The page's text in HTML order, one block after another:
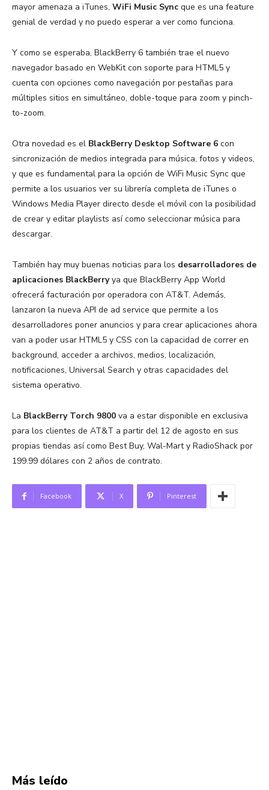
mayor amenaza a iTunes, WiFi Music Sync que es una feature
genial de verdad y no puedo esperar a ver como funciona.
Y como se esperaba, BlackBerry 6 también trae el nuevo
navegador basado en WebKit con soporte para HTML5 y
cuenta con opciones como navegación por pestañas para
múltiples sitios en simultáneo, doble-toque para zoom y pinch-
to-zoom.
Otra novedad es el BlackBerry Desktop Software 6 con
sincronización de medios integrada para música, fotos y videos,
y que es fundamental para la opción de WiFi Music Sync que
permite a los usuarios ver su librería completa de iTunes o
Windows Media Player directo desde el móvil con la posibilidad
de crear y editar playlists así como seleccionar música para
descargar.
También hay muy buenas noticias para los desarrolladores de
aplicaciones BlackBerryya que BlackBerry App World
ofrecerá facturación por operadora con AT&T. Además,
lanzaron la nueva API de ad service que permite a los
desarrolladores poner anuncios y para crear aplicaciones ahora
van a poder usar HTML5 y CSS con la capacidad de correr en
background, acceder a archivos, medios, localización,
notificaciones, Universal Search y otras capacidades del
sistema operativo.
La BlackBerry Torch 9800 va a estar disponible en exclusiva
para los clientes de AT&T a partir del 12 de agosto en sus
propias tiendas así como Best Buy, Wal-Mart y RadioShack por
199.99 dólares con 2 años de contrato.
Facebook X Pinterest
Más leído